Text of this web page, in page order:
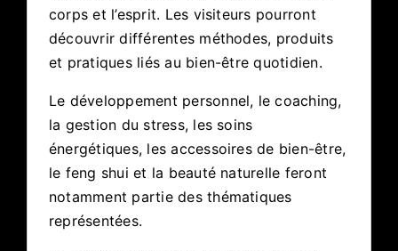
corps et l’esprit. Les visiteurs pourront
découvrir différentes méthodes, produits
et pratiques liés au bien-être quotidien.
Le développement personnel, le coaching,
la gestion du stress, les soins
énergétiques, les accessoires de bien-être,
le feng shui et la beauté naturelle feront
notamment partie des thématiques
représentées.